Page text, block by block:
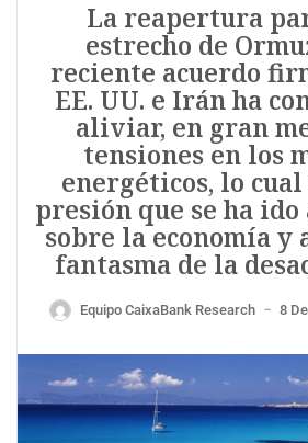
La reapertura
estrecho de
reciente acuerdo
EE. UU. e Irán ha
aliviar, en gran
tensiones en los
energéticos, lo
presión que se ha ido
sobre la economía y
fantasma de la
Equipo CaixaBank Research — 8